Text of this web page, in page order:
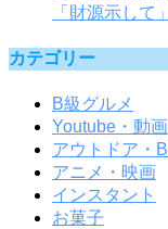
「財源示して
カテゴリー
B級グルメ
Youtube・動画
アウトドア・
アニメ・映画
インスタント
お菓子